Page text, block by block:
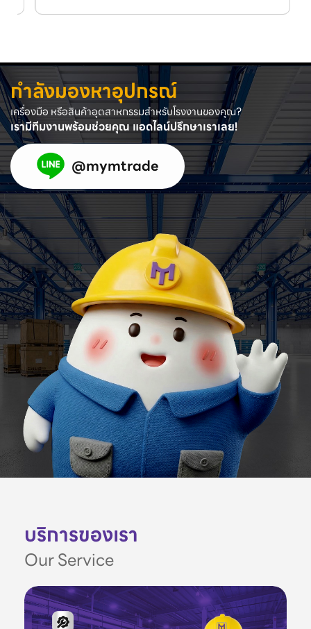
กำลังมองหาอุปกรณ์
เครื่องมือ หรือสินค้าอุตสาหกรรมสำหรับโรงงานของคุณ?
เรามีทีมงานพร้อมช่วยคุณ แอดไลน์ปรึกษาเราเลย!
@mymtrade
บริการของเรา
Our Service